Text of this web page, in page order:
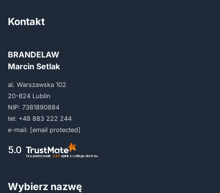
Kontakt
BRANDELAW
Marcin Setlak
al. Warszawska 102
20-824 Lublin
NIP: 7381890884
tel: +48 883 222 244
e-mail: [email protected]
5.0
Na podstawie 243 opinii z całego okresu
Wybierz nazwę